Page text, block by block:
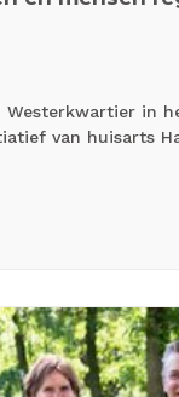
Westerkwartier in
van huisarts